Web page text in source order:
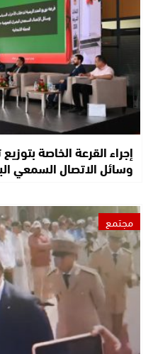
إجراء القرعة الخاصة
وسائل الاتصال السمعي
مجتمع